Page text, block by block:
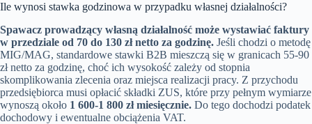
Ile wynosi stawka godzinowa w przypadku własnej działalności?
Spawacz prowadzący własną działalność może wystawiać faktury
w przedziale od 70 do 130 zł netto za godzinę. Jeśli chodzi o metodę
MIG/MAG, standardowe stawki B2B mieszczą się w granicach 55-90
zł netto za godzinę, choć ich wysokość zależy od stopnia
skomplikowania zlecenia oraz miejsca realizacji pracy. Z przychodu
przedsiębiorca musi opłacić składki ZUS, które przy pełnym wymiarze
wynoszą około 1 600-1 800 zł miesięcznie. Do tego dochodzi podatek
dochodowy i ewentualne obciążenia VAT.